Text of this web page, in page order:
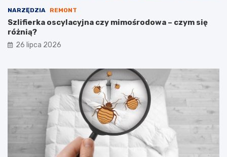
NARZĘDZIA REMONT
Szlifierka oscylacyjna czy mimośrodowa – czym się
różnią?
26 lipca 2026